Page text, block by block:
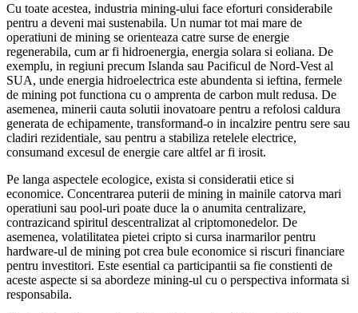
Cu toate acestea, industria mining-ului face eforturi considerabile
pentru a deveni mai sustenabila. Un numar tot mai mare de
operatiuni de mining se orienteaza catre surse de energie
regenerabila, cum ar fi hidroenergia, energia solara si eoliana. De
exemplu, in regiuni precum Islanda sau Pacificul de Nord-Vest al
SUA, unde energia hidroelectrica este abundenta si ieftina, fermele
de mining pot functiona cu o amprenta de carbon mult redusa. De
asemenea, minerii cauta solutii inovatoare pentru a refolosi caldura
generata de echipamente, transformand-o in incalzire pentru sere sau
cladiri rezidentiale, sau pentru a stabiliza retelele electrice,
consumand excesul de energie care altfel ar fi irosit.
Pe langa aspectele ecologice, exista si consideratii etice si
economice. Concentrarea puterii de mining in mainile catorva mari
operatiuni sau pool-uri poate duce la o anumita centralizare,
contrazicand spiritul descentralizat al criptomonedelor. De
asemenea, volatilitatea pietei cripto si cursa inarmarilor pentru
hardware-ul de mining pot crea bule economice si riscuri financiare
pentru investitori. Este esential ca participantii sa fie constienti de
aceste aspecte si sa abordeze mining-ul cu o perspectiva informata si
responsabila.